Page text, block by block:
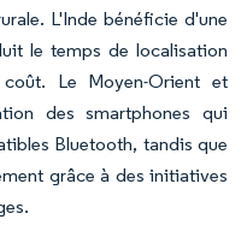
L'Inde bénéficie d'une
le temps de localisation
Le Moyen-Orient et
des smartphones qui
Bluetooth, tandis que
grâce à des initiatives